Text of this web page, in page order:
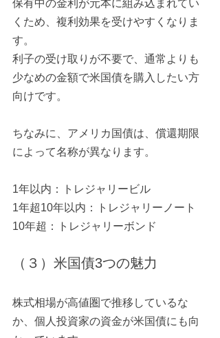
保有中の金利が元本に組み込まれてい
くため、複利効果を受けやすくなりま
す。
利子の受け取りが不要で、通常よりも
少なめの金額で米国債を購入したい方
向けです。
ちなみに、アメリカ国債は、償還期限
によって名称が異なります。
1年以内：トレジャリービル
1年超10年以内：トレジャリーノート
10年超：トレジャリーボンド
（３）米国債3つの魅力
株式相場が高値圏で推移しているな
か、個人投資家の資金が米国債にも向